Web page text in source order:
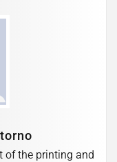
of the printing and